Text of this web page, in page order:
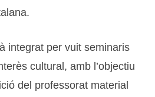
integrat per vuit seminaris
cultural, amb l’objectiu
del professorat material